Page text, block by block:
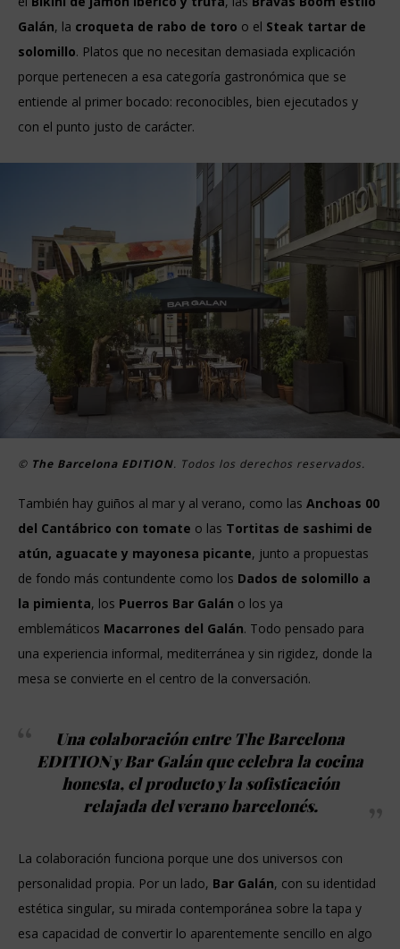
Galán, la croqueta de rabo de toro o el Steak tartar de
solomillo. Platos que no necesitan demasiada explicación
porque pertenecen a esa categoría gastronómica que se
entiende al primer bocado: reconocibles, bien ejecutados y
con el punto justo de carácter.
© The Barcelona EDITION. Todos los derechos reservados.
También hay guiños al mar y al verano, como las Anchoas 00
del Cantábrico con tomate o las Tortitas de sashimi de
atún, aguacate y mayonesa picante, junto a propuestas
de fondo más contundente como los Dados de solomillo a
la pimienta, los Puerros Bar Galán o los ya
emblemáticos Macarrones del Galán. Todo pensado para
una experiencia informal, mediterránea y sin rigidez, donde la
mesa se convierte en el centro de la conversación.
Una colaboración entre The Barcelona
EDITION y Bar Galán que celebra la cocina
honesta, el producto y la sofisticación
relajada del verano barcelonés.
La colaboración funciona porque une dos universos con
personalidad propia. Por un lado, Bar Galán, con su identidad
estética singular, su mirada contemporánea sobre la tapa y
esa capacidad de convertir lo aparentemente sencillo en algo